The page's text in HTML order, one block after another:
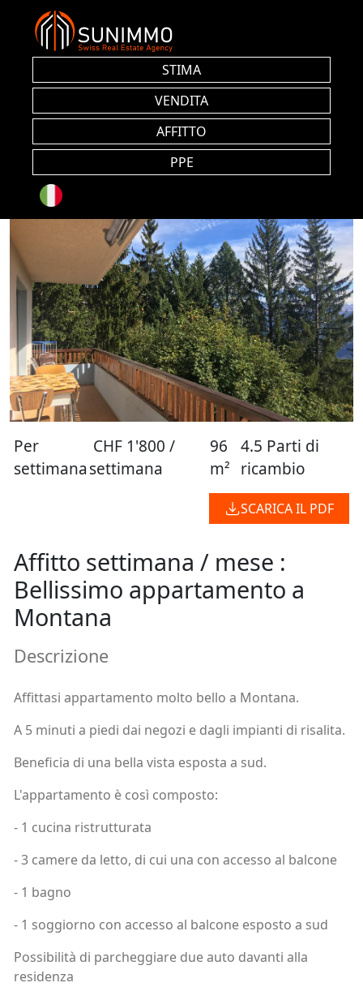
STIMA
VENDITA
AFFITTO
PPE
Per
settimana
CHF 1'800 /
settimana
96
m²
4.5 Parti di
ricambio
SCARICA IL PDF
Affitto settimana / mese :
Bellissimo appartamento a
Montana
Descrizione
Affittasi appartamento molto bello a Montana.
A 5 minuti a piedi dai negozi e dagli impianti di risalita.
Beneficia di una bella vista esposta a sud.
L'appartamento è così composto:
- 1 cucina ristrutturata
- 3 camere da letto, di cui una con accesso al balcone
- 1 bagno
- 1 soggiorno con accesso al balcone esposto a sud
Possibilità di parcheggiare due auto davanti alla
residenza